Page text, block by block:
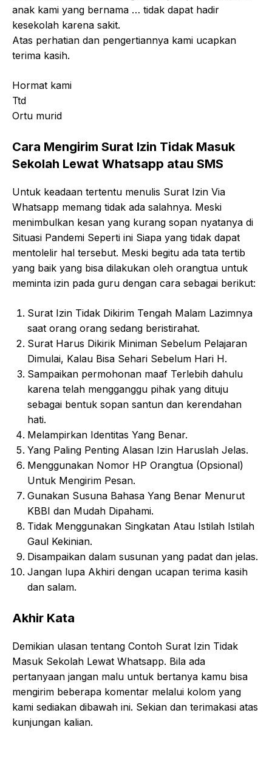
anak kami yang bernama … tidak dapat hadir
kesekolah karena sakit.
Atas perhatian dan pengertiannya kami ucapkan
terima kasih.
Hormat kami
Ttd
Ortu murid
Cara Mengirim Surat Izin Tidak Masuk
Sekolah Lewat Whatsapp atau SMS
Untuk keadaan tertentu menulis Surat Izin Via
Whatsapp memang tidak ada salahnya. Meski
menimbulkan kesan yang kurang sopan nyatanya di
Situasi Pandemi Seperti ini Siapa yang tidak dapat
mentolelir hal tersebut. Meski begitu ada tata tertib
yang baik yang bisa dilakukan oleh orangtua untuk
meminta izin pada guru dengan cara sebagai berikut:
Surat Izin Tidak Dikirim Tengah Malam Lazimnya
saat orang orang sedang beristirahat.
Surat Harus Dikirik Miniman Sebelum Pelajaran
Dimulai, Kalau Bisa Sehari Sebelum Hari H.
Sampaikan permohonan maaf Terlebih dahulu
karena telah mengganggu pihak yang dituju
sebagai bentuk sopan santun dan kerendahan
hati.
Melampirkan Identitas Yang Benar.
Yang Paling Penting Alasan Izin Haruslah Jelas.
Menggunakan Nomor HP Orangtua (Opsional)
Untuk Mengirim Pesan.
Gunakan Susuna Bahasa Yang Benar Menurut
KBBI dan Mudah Dipahami.
Tidak Menggunakan Singkatan Atau Istilah Istilah
Gaul Kekinian.
Disampaikan dalam susunan yang padat dan jelas.
Jangan lupa Akhiri dengan ucapan terima kasih
dan salam.
Akhir Kata
Demikian ulasan tentang Contoh Surat Izin Tidak
Masuk Sekolah Lewat Whatsapp. Bila ada
pertanyaan jangan malu untuk bertanya kamu bisa
mengirim beberapa komentar melalui kolom yang
kami sediakan dibawah ini. Sekian dan terimakasi atas
kunjungan kalian.